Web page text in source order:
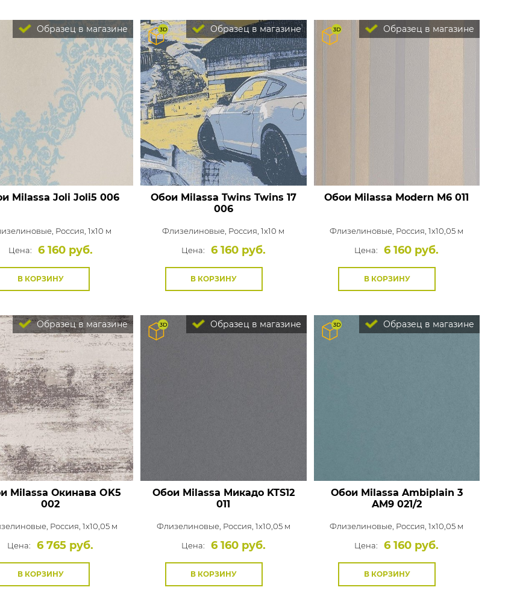
Образец в магазине
Milassa Joli Joli5 006
Россия, 1x10 м
Цена:
6 160 руб.
В КОРЗИНУ
Образец в магазине
Обои Milassa Twins Twins 17
006
Флизелиновые, Россия, 1x10 м
Цена:
6 160 руб.
В КОРЗИНУ
Образец в магазине
Обои Milassa Modern M6 011
Флизелиновые, Россия, 1x10,05 м
Цена:
6 160 руб.
В КОРЗИНУ
Образец в магазине
Milassa Окинава OK5
002
Россия, 1x10,05 м
Цена:
6 765 руб.
В КОРЗИНУ
Образец в магазине
Обои Milassa МикадоKTS12
011
Флизелиновые, Россия, 1x10,05 м
Цена:
6 160 руб.
В КОРЗИНУ
Образец в магазине
Обои Milassa Ambiplain 3
AM9 021/2
Флизелиновые, Россия, 1x10,05 м
Цена:
6 160 руб.
В КОРЗИНУ